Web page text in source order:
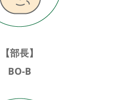
【部長】
BO-B